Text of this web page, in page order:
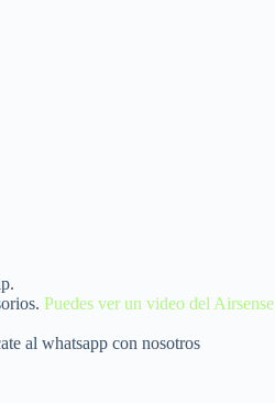
Puedes ver un video del Airsense
al whatsapp con nosotros